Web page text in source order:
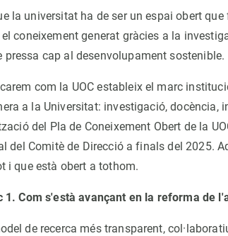
la universitat ha de ser un espai obert
coneixement generat gràcies a la
pressa cap al desenvolupament sostenible.
com la UOC estableix el marc
a la Universitat: investigació,
del Pla de Coneixement Obert de la
del Comitè de Direcció a finals del 2025.
i que està obert a tothom.
1. Com s'està avançant en la reforma de
de recerca més transparent,